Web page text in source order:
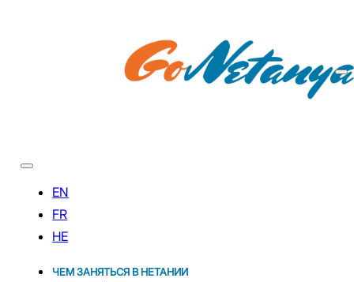
ЧЕМ ЗАНЯТЬСЯ В НЕТАНИИ